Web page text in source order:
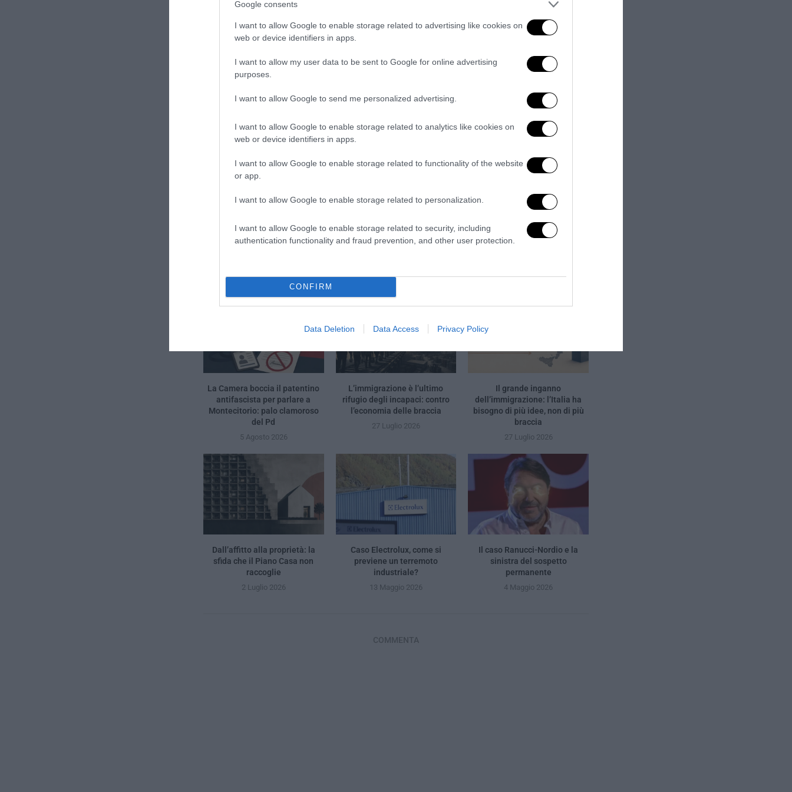
Google consents
I want to allow Google to enable storage related to advertising like cookies on
web or device identifiers in apps.
I want to allow my user data to be sent to Google for online advertising
purposes.
I want to allow Google to send me personalized advertising.
I want to allow Google to enable storage related to analytics like cookies on
web or device identifiers in apps.
I want to allow Google to enable storage related to functionality of the website
or app.
I want to allow Google to enable storage related to personalization.
I want to allow Google to enable storage related to security, including
authentication functionality and fraud prevention, and other user protection.
CONFIRM
Data Deletion Data Access Privacy Policy
CONVIDIDI 0
previous post
dell'Occidente"
next post
Impossibile”
La Camera boccia il patentino
antifascista per parlare a
Montecitorio: palo clamoroso
del Pd
5 Agosto 2026
L’immigrazione è l’ultimo
rifugio degli incapaci: contro
l’economia delle braccia
27 Luglio 2026
Il grande inganno
dell’immigrazione: l’Italia ha
bisogno di più idee, non di più
braccia
27 Luglio 2026
Dall’affitto alla proprietà: la
sfida che il Piano Casa non
raccoglie
2 Luglio 2026
Caso Electrolux, come si
previene un terremoto
industriale?
13 Maggio 2026
Il caso Ranucci-Nordio e la
sinistra del sospetto
permanente
4 Maggio 2026
COMMENTA